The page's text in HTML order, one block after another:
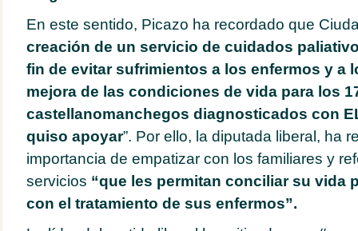
En este sentido, Picazo ha recordado que
creación de un servicio de cuidados
fin de evitar sufrimientos a los enfermos y a
mejora de las condiciones de vida para los
castellanomanchegos diagnosticados con
quiso apoyar”. Por ello, la diputada liberal, ha
importancia de empatizar con los familiares y
servicios “que les permitan conciliar su vida
con el tratamiento de sus enfermos”.